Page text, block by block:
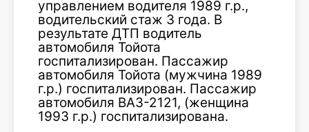
управлением водителя 1989 г.р.,
водительский стаж 3 года. В
результате ДТП водитель
автомобиля Тойота
госпитализирован. Пассажир
автомобиля Тойота (мужчина 1989
г.р.) госпитализирован. Пассажир
автомобиля ВАЗ-2121, (женщина
1993 г.р.) госпитализирована.